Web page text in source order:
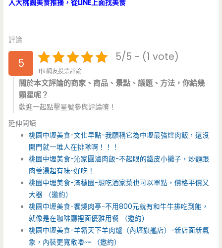
入大桃園美食推播，從LINE上面找美食
評論
5 5/5 - (1 vote)
1位網友投票評論
關於本文評論的商家、商品、景點、議題、方法，你給幾
顆星呢？
歡迎一起點擊星號參與評論唷！
延伸閱讀
桃園中壢美食-文化早點-我願稱它為中壢最強焢肉飯，還沒
開門就一堆人在排隊啊！！！
桃園中壢美食-沁家圓滷肉飯-不起眼的鐵皮小攤子，炒麵跟
肉羹湯超有味~好吃！
桃園中壢美食-滿穗園-想吃酒家菜也可以單點，價格平價又
大器 （邀約）
桃園中壢美食-饗燒肉亭-不用800元就有和牛牛排吃到飽，
就像是在咖啡廳裡面優雅用餐 （邀約）
桃園中壢美食-羊霸天下羊肉爐（內壢旗艦店）-新店面新氣
象，內裝更寬敞嚕~~ （邀約）